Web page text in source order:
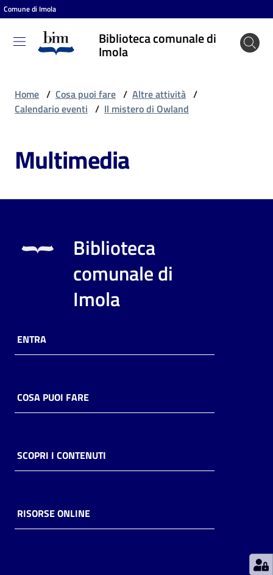
Vai al contenuto
Vai alla navigazione
Vai al footer
Comune di Imola
Biblioteca comunale di
Imola
Biblioteca
comunale
puoi
Risorse
online
Casa
Piani
storico
Home / Cosa puoi fare / Altre attività /
Calendario eventi / Il mistero di Owland
Multimedia
Biblioteca
comunale di
Imola
ENTRA
COSA PUOI FARE
SCOPRI I CONTENUTI
RISORSE ONLINE